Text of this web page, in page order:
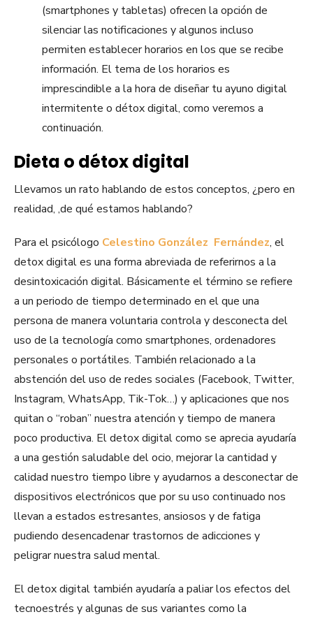
(smartphones y tabletas) ofrecen la opción de
silenciar las notificaciones y algunos incluso
permiten establecer horarios en los que se recibe
información. El tema de los horarios es
imprescindible a la hora de diseñar tu ayuno digital
intermitente o détox digital, como veremos a
continuación.
Dieta o détox digital
Llevamos un rato hablando de estos conceptos, ¿pero en
realidad, ,de qué estamos hablando?
Para el psicólogo Celestino González Fernández, el
detox digital es una forma abreviada de referirnos a la
desintoxicación digital. Básicamente el término se refiere
a un periodo de tiempo determinado en el que una
persona de manera voluntaria controla y desconecta del
uso de la tecnología como smartphones, ordenadores
personales o portátiles. También relacionado a la
abstención del uso de redes sociales (Facebook, Twitter,
Instagram, WhatsApp, Tik-Tok…) y aplicaciones que nos
quitan o “roban” nuestra atención y tiempo de manera
poco productiva. El detox digital como se aprecia ayudaría
a una gestión saludable del ocio, mejorar la cantidad y
calidad nuestro tiempo libre y ayudarnos a desconectar de
dispositivos electrónicos que por su uso continuado nos
llevan a estados estresantes, ansiosos y de fatiga
pudiendo desencadenar trastornos de adicciones y
peligrar nuestra salud mental.
El detox digital también ayudaría a paliar los efectos del
tecnoestrés y algunas de sus variantes como la